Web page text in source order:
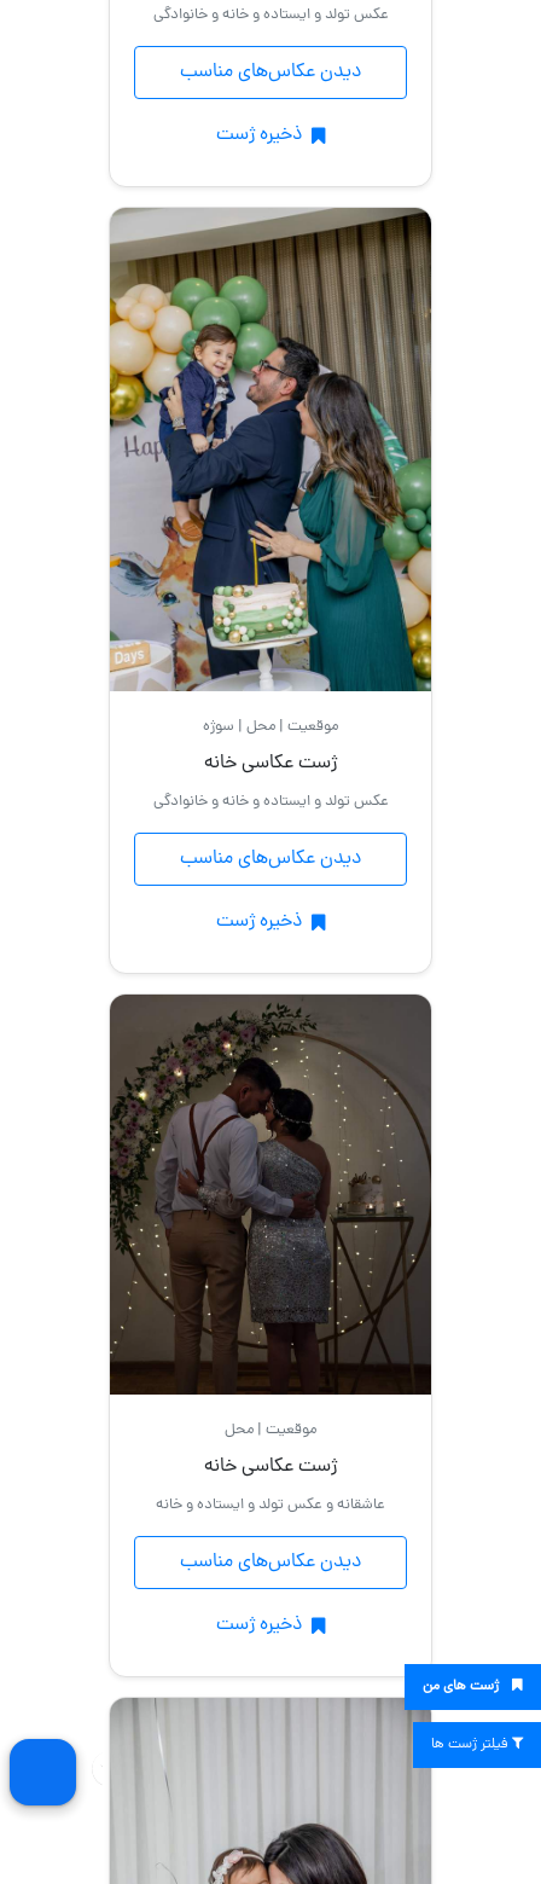
ژست های من
عکس تولد و ایستاده و خانه و خانوادگی
دیدن عکاس‌های مناسب
ذخیره ژست
موقعیت | محل | سوژه
ژست عکاسی خانه
عکس تولد و ایستاده و خانه و خانوادگی
دیدن عکاس‌های مناسب
ذخیره ژست
موقعیت | محل
ژست عکاسی خانه
عاشقانه و عکس تولد و ایستاده و خانه
دیدن عکاس‌های مناسب
ذخیره ژست